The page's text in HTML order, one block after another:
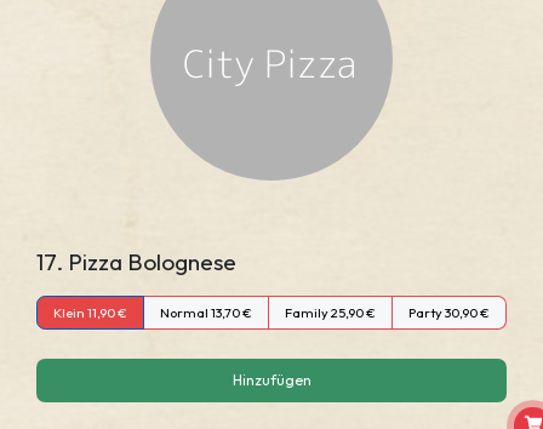
17. Pizza Bolognese
Klein 11,90 € Normal 13,70 € Family 25,90 € Party 30,90 €
Hinzufügen